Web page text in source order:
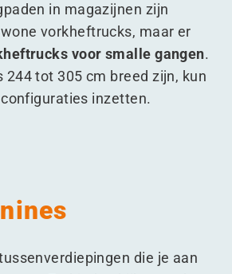
in magazijnen zijn
vorkheftrucks, maar er
voor smalle gangen.
244 tot 305 cm breed zijn, kun
inzetten.
die je aan